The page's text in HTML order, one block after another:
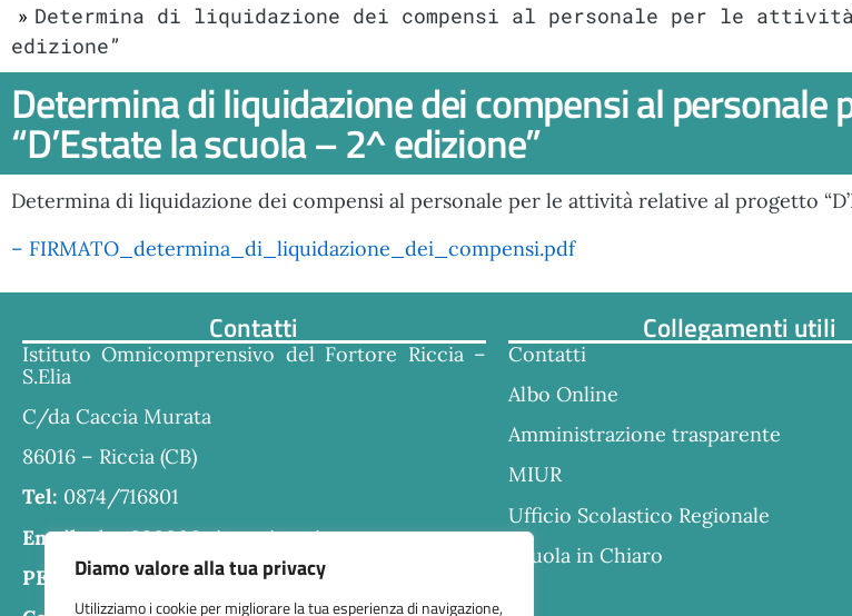
Diamo valore alla tua privacy
Utilizziamo i cookie per migliorare la tua esperienza di navigazione,
Determina di liquidazione dei compensi al personale per le
edizione”
Determina di liquidazione dei compensi al
“D’Estate la scuola – 2^ edizione”
Determina di liquidazione dei compensi al personale per le attività relative al progetto
– FIRMATO_determina_di_liquidazione_dei_compensi.pdf
Contatti
Istituto Omnicomprensivo del Fortore Riccia –
S.Elia
C/da Caccia Murata
86016 – Riccia (CB)
Tel: 0874/716801
Email: cbra030006@istruzione.it
PEC:
cbra030006@pec.istruzione.it
Collegamenti utili
Contatti
Albo Online
Amministrazione trasparente
MIUR
Ufficio Scolastico Regionale
Scuola in Chiaro